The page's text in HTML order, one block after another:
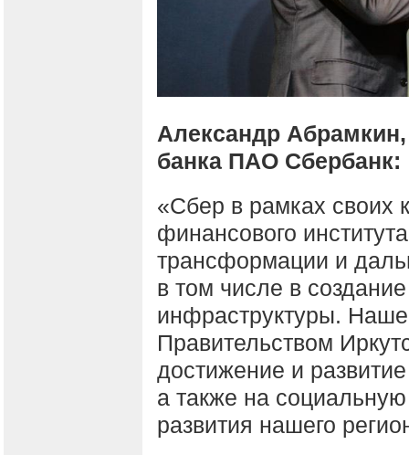
Александр
банка ПАО Сбербанк:
«Сбер в рамках своих
финансового
трансформации и
в том числе в
инфраструктуры. Наше
Правительством
достижение и
а также на
развития нашего